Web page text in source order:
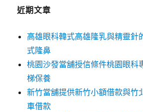
近期文章
高雄眼科韓式高雄隆乳與精靈針
式隆鼻
桃園沙發當舖授信條件桃園眼科
梯保養
新竹當舖提供新竹小額借款與竹
車借款